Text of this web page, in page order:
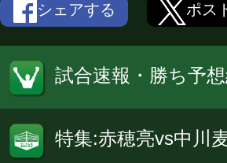
シェアする ポス
試合速報・勝ち予
特集:赤穂亮vs中川